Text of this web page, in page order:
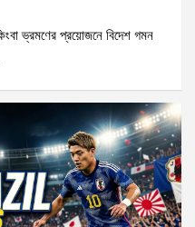
কিংবা ভ্রমণের প্রয়োজনে বিদেশ গমন